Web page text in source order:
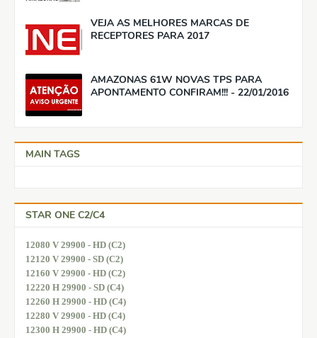
VEJA AS MELHORES MARCAS DE
RECEPTORES PARA 2017
AMAZONAS 61W NOVAS TPS PARA
APONTAMENTO CONFIRAM!!! - 22/01/2016
MAIN TAGS
STAR ONE C2/C4
12080 V 29900 - HD (C2)
12120 V 29900 - SD (C2)
12160 V 29900 - HD (C2)
12220 H 29900 - SD (C4)
12260 H 29900 - HD (C4)
12280 V 29900 - HD (C4)
12300 H 29900 - HD (C4)